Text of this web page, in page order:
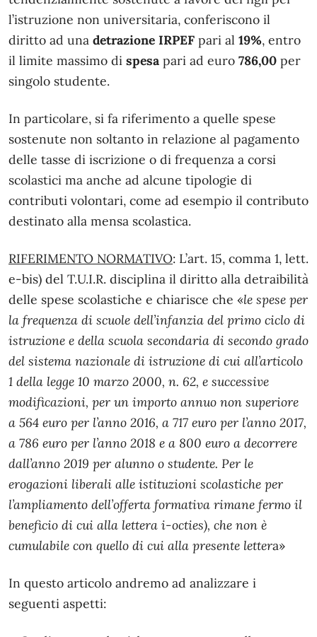
l’istruzione non universitaria, conferiscono il
diritto ad una detrazione IRPEF pari al 19%, entro
il limite massimo di spesa pari ad euro 786,00 per
singolo studente.
In particolare, si fa riferimento a quelle spese
sostenute non soltanto in relazione al pagamento
delle tasse di iscrizione o di frequenza a corsi
scolastici ma anche ad alcune tipologie di
contributi volontari, come ad esempio il contributo
destinato alla mensa scolastica.
RIFERIMENTO NORMATIVO: L’art. 15, comma 1, lett.
e-bis) del T.U.I.R. disciplina il diritto alla detraibilità
delle spese scolastiche e chiarisce che «le spese per
la frequenza di scuole dell’infanzia del primo ciclo di
istruzione e della scuola secondaria di secondo grado
del sistema nazionale di istruzione di cui all’articolo
1 della legge 10 marzo 2000, n. 62, e successive
modificazioni, per un importo annuo non superiore
a 564 euro per l’anno 2016, a 717 euro per l’anno 2017,
a 786 euro per l’anno 2018 e a 800 euro a decorrere
dall’anno 2019 per alunno o studente. Per le
erogazioni liberali alle istituzioni scolastiche per
l’ampliamento dell’offerta formativa rimane fermo il
beneficio di cui alla lettera i-octies), che non è
cumulabile con quello di cui alla presente lettera»
In questo articolo andremo ad analizzare i
seguenti aspetti: